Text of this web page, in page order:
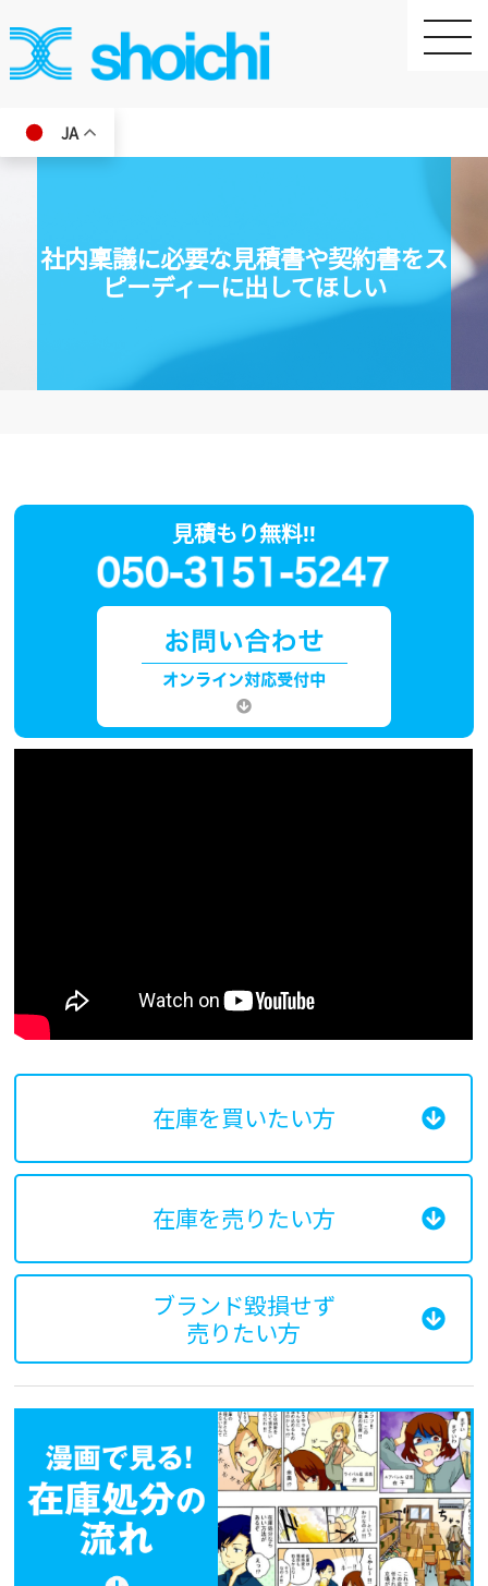
toggle
JA
社内稟議に必要な見積書や契約書をス
ピーディーに出してほしい
見積もり無料!!
在庫を買いたい方
在庫を売りたい方
ブランド毀損せず
売りたい方